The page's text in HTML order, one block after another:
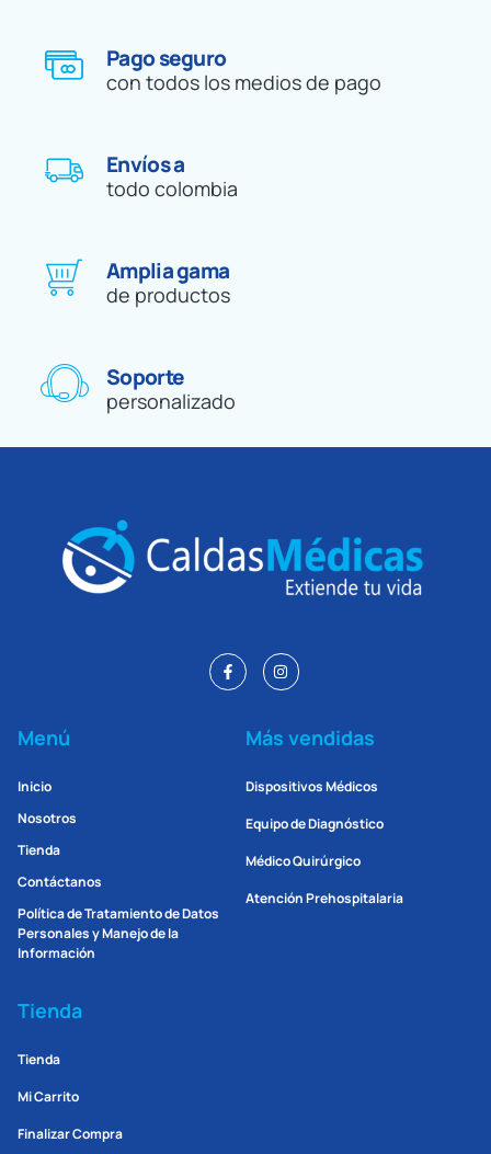
Pago seguro
con todos los medios de pago
Envíos a
todo colombia
Amplia gama
de productos
Soporte
personalizado
Menú
Inicio
Nosotros
Tienda
Contáctanos
Política de Tratamiento de Datos
Personales y Manejo de la
Información
Más vendidas
Dispositivos Médicos
Equipo de Diagnóstico
Médico Quirúrgico
Atención Prehospitalaria
Tienda
Tienda
Mi Carrito
Finalizar Compra